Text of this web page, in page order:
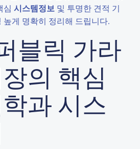
심 시스템정보 및 투명한 견적 기
높게 명확히 정리해 드립니다.
블릭 가라
의 핵심
과 시스